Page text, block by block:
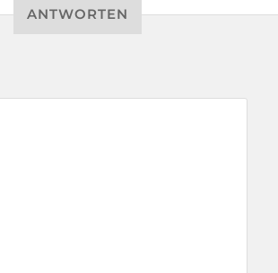
ANTWORTEN